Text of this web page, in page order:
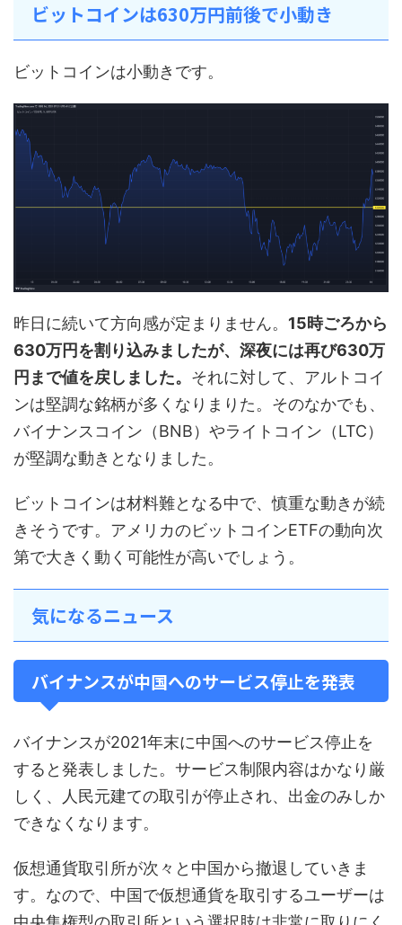
ビットコインは630万円前後で小動き
ビットコインは小動きです。
昨日に続いて方向感が定まりません。 15時ごろから
630万円を割り込みましたが、深夜には再び630万
円まで値を戻しました。 それに対して、アルトコイ
ンは堅調な銘柄が多くなりまりた。そのなかでも、
バイナンスコイン（BNB）やライトコイン（LTC）
が堅調な動きとなりました。
ビットコインは材料難となる中で、慎重な動きが続
きそうです。アメリカのビットコインETFの動向次
第で大きく動く可能性が高いでしょう。
気になるニュース
バイナンスが中国へのサービス停止を発表
バイナンスが2021年末に中国へのサービス停止を
すると発表しました。サービス制限内容はかなり厳
しく、人民元建ての取引が停止され、出金のみしか
できなくなります。
仮想通貨取引所が次々と中国から撤退していきま
す。なので、中国で仮想通貨を取引するユーザーは